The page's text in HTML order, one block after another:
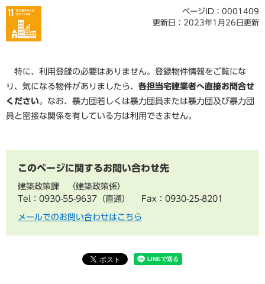
ページID：0001409
更新日：2023年1月26日更新
特に、利用登録の必要はありません。登録物件情報をご覧にな
り、気になる物件がありましたら、 各担当宅建業者へ直接お問合せ
ください。なお、暴力団若しくは暴力団員または暴力団及び暴力団
員と密接な関係を有している方は利用できません。
このページに関するお問い合わせ先
建築政策課
建築政策係
Tel：0930-55-9637（直通）
Fax：0930-25-8201
メールでのお問い合わせはこちら